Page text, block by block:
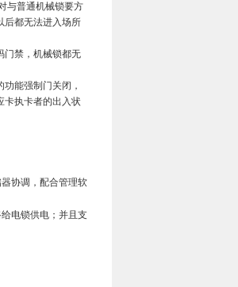
与普通机械锁要方
后都无法进入场所
门禁，机械锁都无
能强制门关闭，
卡执卡者的出入状
协调，配合管理软
电锁供电；并且支